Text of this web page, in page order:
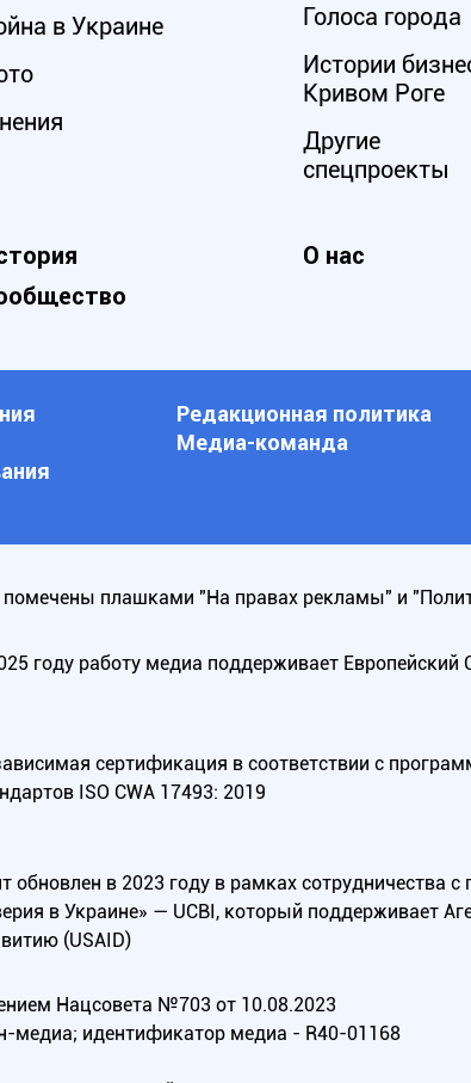
в Украине
Голоса города
Истории
Кривом Роге
Другие
спецпроекты
О нас
Редакционная политика
Медиа-команда
плашками "На правах рекламы" и
году работу медиа поддерживает Европейский
сертификация в соответствии с
ISO CWA 17493: 2019
обновлен в 2023 году в рамках сотрудничества
в Украине» — UCBI, который поддерживает
(USAID)
Нацсовета №703 от 10.08.2023
медиа; идентификатор медиа - R40-01168